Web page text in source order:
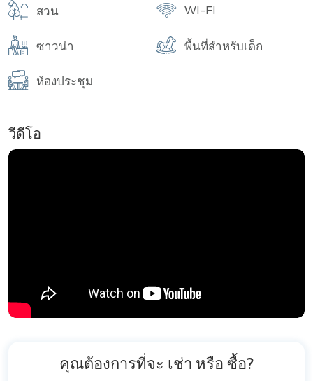
สวน WI-FI
ซาวน่า พื้นที่สำหรับเด็ก
ห้องประชุม
วีดีโอ
คุณต้องการที่จะ เช่า หรือ ซื้อ?